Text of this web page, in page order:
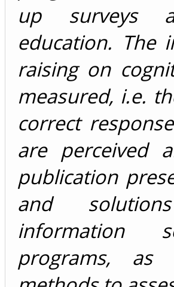
up surveys
education. The
raising on
measured, i.e.
correct
are perceived
publication
and
information
programs, as